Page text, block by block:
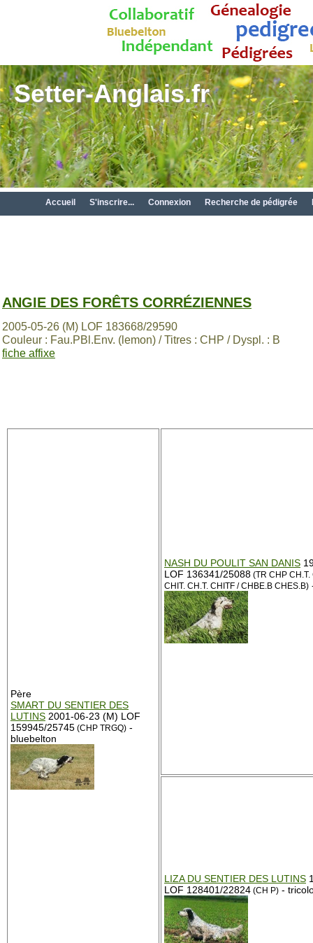
Setter-Anglais.fr
Accueil S'inscrire... Connexion Recherche de pédigrée
ANGIE DES FORÊTS CORRÉZIENNES
2005-05-26 (M) LOF 183668/29590
Couleur : Fau.PBl.Env. (lemon) / Titres : CHP / Dyspl. : B
fiche affixe
Père
SMART DU SENTIER DES
LUTINS 2001-06-23 (M) LOF
159945/25745 (CHP TRGQ) -
bluebelton
NASH DU POULIT SAN DANIS
LOF 136341/25088 (TR CHP CH.T.
CHIT. CH.T. CHITF / CHBE.B CHES.B)
LIZA DU SENTIER DES LUTINS
LOF 128401/22824 (CH P) -